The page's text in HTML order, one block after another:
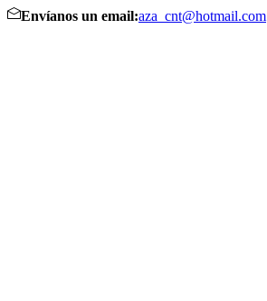
Envíanos un email:aza_cnt@hotmail.com